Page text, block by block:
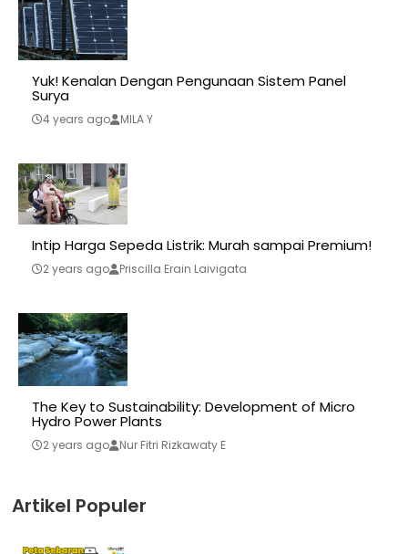
Yuk! Kenalan Dengan Pengunaan Sistem Panel
Surya
4 years ago MILA Y
Intip Harga Sepeda Listrik: Murah sampai Premium!
2 years ago Priscilla Erain Laivigata
The Key to Sustainability: Development of Micro
Hydro Power Plants
2 years ago Nur Fitri Rizkawaty E
Artikel Populer